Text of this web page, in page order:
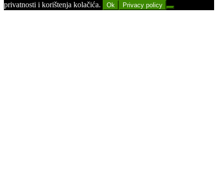
privatnosti i korištenja kolačića. Ok Privacy policy